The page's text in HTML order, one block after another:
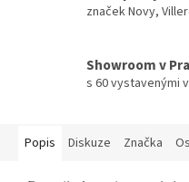
značek Novy,
Showroom v
s 60 vystavenými
Popis Diskuze Značka